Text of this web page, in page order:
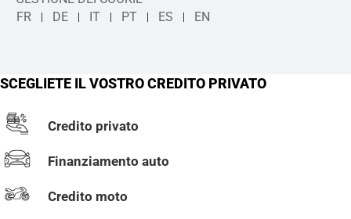
FR
DE IT PT ES EN
SCEGLIETE IL VOSTRO CREDITO PRIVATO
Credito privato
Finanziamento auto
Credito moto